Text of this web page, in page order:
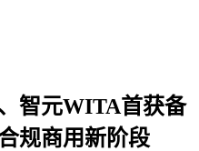
智元WITA首获备
规商用新阶段